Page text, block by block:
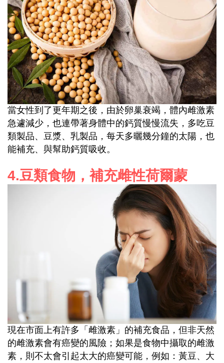
當女性到了更年期之後，由於卵巢衰竭，體內雌激素
急遽減少，也連帶著身體中的鈣質慢慢流失，多吃豆
類製品、豆漿、乳製品，每天多曬幾分鐘的太陽，也
能補充、與幫助鈣質吸收。
4.豆類食物，補充雌性荷爾蒙
現在市面上有許多「雌激素」的補充食品，但非天然
的雌激素會有癌變的風險；如果是食物中攝取的雌激
素，則不太會引起太大的癌變可能，例如：黃豆、大